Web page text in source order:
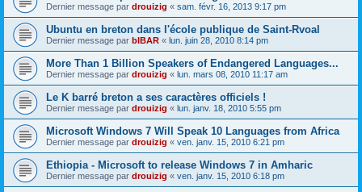
Dernier message par drouizig « sam. févr. 16, 2013 9:17 pm
Ubuntu en breton dans l'école publique de Saint-Rvoal
Dernier message par bIBAR « lun. juin 28, 2010 8:14 pm
More Than 1 Billion Speakers of Endangered Languages...
Dernier message par drouizig « lun. mars 08, 2010 11:17 am
Le K barré breton a ses caractères officiels !
Dernier message par drouizig « lun. janv. 18, 2010 5:55 pm
Microsoft Windows 7 Will Speak 10 Languages from Africa
Dernier message par drouizig « ven. janv. 15, 2010 6:21 pm
Ethiopia - Microsoft to release Windows 7 in Amharic
Dernier message par drouizig « ven. janv. 15, 2010 6:18 pm